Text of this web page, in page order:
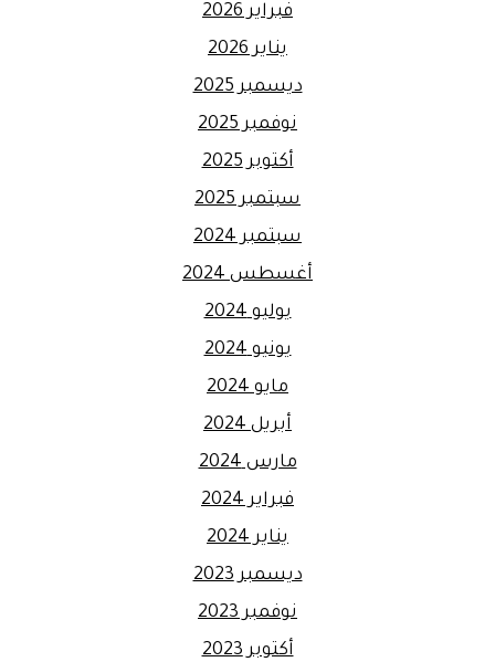
فبراير 2026
يناير 2026
ديسمبر 2025
نوفمبر 2025
أكتوبر 2025
سبتمبر 2025
سبتمبر 2024
أغسطس 2024
يوليو 2024
يونيو 2024
مايو 2024
أبريل 2024
مارس 2024
فبراير 2024
يناير 2024
ديسمبر 2023
نوفمبر 2023
أكتوبر 2023